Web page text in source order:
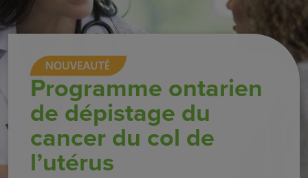
Programme ontarien
de dépistage du
cancer du col de
l’utérus